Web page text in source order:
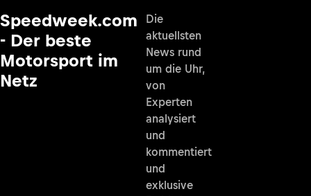
Speedweek.com
- Der beste
Motorsport im
Netz
Die
aktuellsten
News rund
um die Uhr,
von
Experten
analysiert
und
kommentiert
und
exklusive